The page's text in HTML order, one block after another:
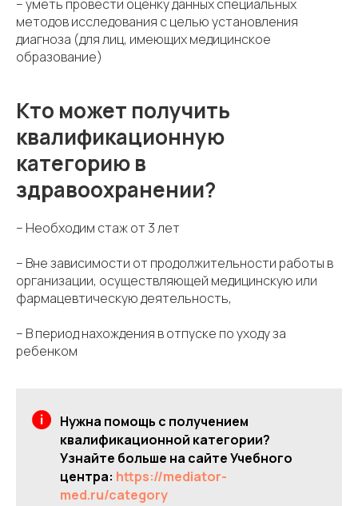
– уметь провести оценку данных специальных
методов исследования с целью установления
диагноза (для лиц, имеющих медицинское
образование)
Кто может получить
квалификационную
категорию в
здравоохранении?
– Необходим стаж от 3 лет
– Вне зависимости от продолжительности работы в
организации, осуществляющей медицинскую или
фармацевтическую деятельность,
– В период нахождения в отпуске по уходу за
ребенком
Нужна помощь с получением
квалификационной категории?
Узнайте больше на сайте Учебного
центра: https://mediator-
med.ru/category